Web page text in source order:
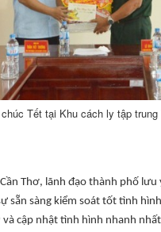
Tết tại Khu cách ly tập
Thơ, lãnh đạo thành phố
sẵn sàng kiểm soát tốt tình
cập nhật tình hình nhanh